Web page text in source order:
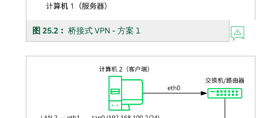
图 25.2︰ 桥接式 VPN - 方案 1